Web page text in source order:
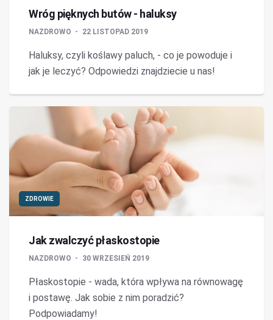
Wróg pięknych butów - haluksy
NAZDROWO 22 LISTOPAD 2019
Haluksy, czyli koślawy paluch, - co je powoduje i
jak je leczyć? Odpowiedzi znajdziecie u nas!
ZDROWIE
Jak zwalczyć płaskostopie
NAZDROWO 30 WRZESIEŃ 2019
Płaskostopie - wada, która wpływa na równowagę
i postawę. Jak sobie z nim poradzić?
Podpowiadamy!